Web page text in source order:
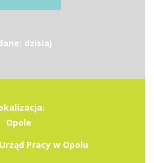
dzisiaj
Opole
Pracy w Opolu